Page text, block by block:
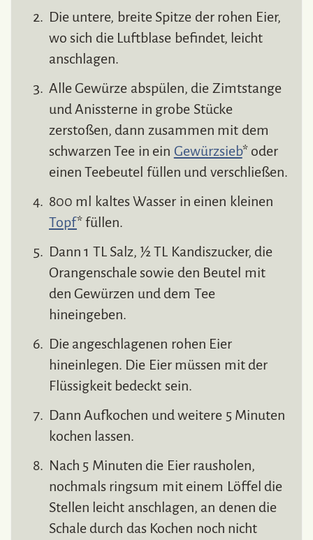
Die untere, breite Spitze der rohen Eier,
wo sich die Luftblase befindet, leicht
anschlagen.
Alle Gewürze abspülen, die Zimtstange
und Anissterne in grobe Stücke
zerstoßen, dann zusammen mit dem
schwarzen Tee in ein Gewürzsieb* oder
einen Teebeutel füllen und verschließen.
800 ml kaltes Wasser in einen kleinen
Topf* füllen.
Dann 1 TL Salz, ½ TL Kandiszucker, die
Orangenschale sowie den Beutel mit
den Gewürzen und dem Tee
hineingeben.
Die angeschlagenen rohen Eier
hineinlegen. Die Eier müssen mit der
Flüssigkeit bedeckt sein.
Dann Aufkochen und weitere 5 Minuten
kochen lassen.
Nach 5 Minuten die Eier rausholen,
nochmals ringsum mit einem Löffel die
Stellen leicht anschlagen, an denen die
Schale durch das Kochen noch nicht